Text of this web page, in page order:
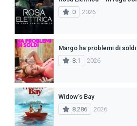
0
2026
Margo ha problemi di soldi
8.1
2026
Widow’s Bay
8.286
2026